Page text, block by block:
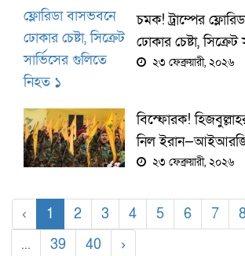
চমক! ট্রাম্পের
ঢোকার চেষ্টা,
নিহত ১
২৩ ফেব্রুয়ারী, ২০২৬
বিস্ফোরক!
নিল
হাতে নেতৃত্ব, যুদ্ধের
২৩ ফেব্রুয়ারী, ২০২৬
‹ 1 2 3 4 5 6 7
...
39 40 ›